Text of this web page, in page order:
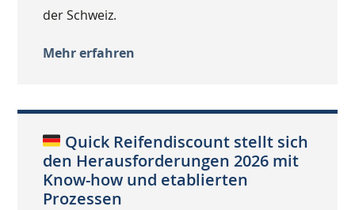
der Schweiz.
Mehr erfahren
Quick Reifendiscount stellt sich
den Herausforderungen 2026 mit
Know-how und etablierten
Prozessen